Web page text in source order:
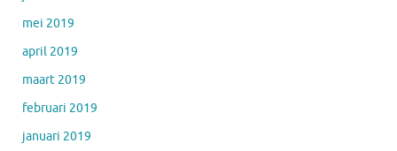
mei 2019
april 2019
maart 2019
februari 2019
januari 2019